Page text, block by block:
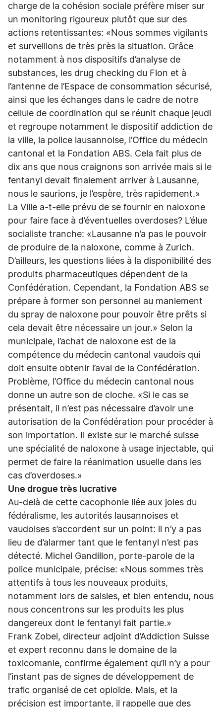
charge de la cohésion sociale préfère miser sur
un monitoring rigoureux plutôt que sur des
actions retentissantes: «Nous sommes vigilants
et surveillons de très près la situation. Grâce
notamment à nos dispositifs d’analyse de
substances, les drug checking du Flon et à
l’antenne de l’Espace de consommation sécurisé,
ainsi que les échanges dans le cadre de notre
cellule de coordination qui se réunit chaque jeudi
et regroupe notamment le dispositif addiction de
la ville, la police lausannoise, l’Office du médecin
cantonal et la Fondation ABS. Cela fait plus de
dix ans que nous craignons son arrivée mais si le
fentanyl devait finalement arriver à Lausanne,
nous le saurions, je l’espère, très rapidement.»
La Ville a-t-elle prévu de se fournir en naloxone
pour faire face à d’éventuelles overdoses? L’élue
socialiste tranche: «Lausanne n’a pas le pouvoir
de produire de la naloxone, comme à Zurich.
D’ailleurs, les questions liées à la disponibilité des
produits pharmaceutiques dépendent de la
Confédération. Cependant, la Fondation ABS se
prépare à former son personnel au maniement
du spray de naloxone pour pouvoir être prêts si
cela devait être nécessaire un jour.» Selon la
municipale, l’achat de naloxone est de la
compétence du médecin cantonal vaudois qui
doit ensuite obtenir l’aval de la Confédération.
Problème, l’Office du médecin cantonal nous
donne un autre son de cloche. «Si le cas se
présentait, il n’est pas nécessaire d’avoir une
autorisation de la Confédération pour procéder à
son importation. Il existe sur le marché suisse
une spécialité de naloxone à usage injectable, qui
permet de faire la réanimation usuelle dans les
cas d’overdoses.»
Une drogue très lucrative
Au-delà de cette cacophonie liée aux joies du
fédéralisme, les autorités lausannoises et
vaudoises s’accordent sur un point: il n’y a pas
lieu de d’alarmer tant que le fentanyl n’est pas
détecté. Michel Gandillon, porte-parole de la
police municipale, précise: «Nous sommes très
attentifs à tous les nouveaux produits,
notamment lors de saisies, et bien entendu, nous
nous concentrons sur les produits les plus
dangereux dont le fentanyl fait partie.»
Frank Zobel, directeur adjoint d’Addiction Suisse
et expert reconnu dans le domaine de la
toxicomanie, confirme également qu’il n’y a pour
l’instant pas de signes de développement de
trafic organisé de cet opioïde. Mais, et la
précision est importante, il rappelle que des